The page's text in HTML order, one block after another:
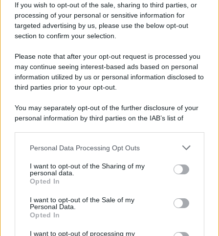
If you wish to opt-out of the sale, sharing to third parties, or
processing of your personal or sensitive information for
targeted advertising by us, please use the below opt-out
section to confirm your selection.
Please note that after your opt-out request is processed you
may continue seeing interest-based ads based on personal
information utilized by us or personal information disclosed to
third parties prior to your opt-out.
You may separately opt-out of the further disclosure of your
personal information by third parties on the IAB’s list of
This information may also be disclosed by us to third parties
disclose it to other third parties.
Please note that this website/app uses one or more Google
services and may gather and store information including but
not limited to your visit or usage behaviour. You may click to
grant or deny consent to Google and its third-party tags to
Personal Data Processing Opt Outs
I want to opt-out of the Sharing of my
personal data.
Opted In
I want to opt-out of the Sale of my
Personal Data.
Opted In
I want to opt-out of processing my
Newz Pennsylvania
Newz Illinois
Newz Ohio
Hig Tech Mag
Scoop Mag
Lgbtqia News
Day Travel 365
Francia
InvestirMag